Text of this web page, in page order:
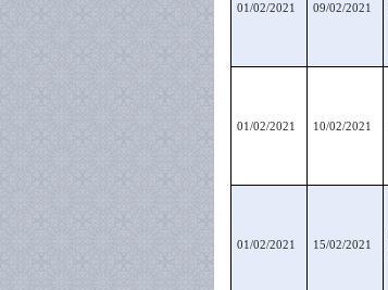
01/02/2021 09/02/2021
01/02/2021 10/02/2021
01/02/2021 15/02/2021